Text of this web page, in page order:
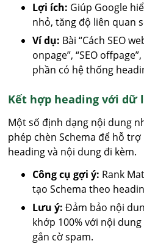
Lợi ích: Giúp Google
nhỏ, tăng độ liên quan
Ví dụ: Bài “Cách SEO
onpage”, “SEO
phần có hệ thống
Kết hợp heading với dữ
Một số định dạng nội dung
phép chèn Schema để hỗ
heading và nội dung đi kèm.
Công cụ gợi ý: Rank
tạo Schema theo
Lưu ý: Đảm bảo nội
khớp 100% với nội
gắn cờ spam.